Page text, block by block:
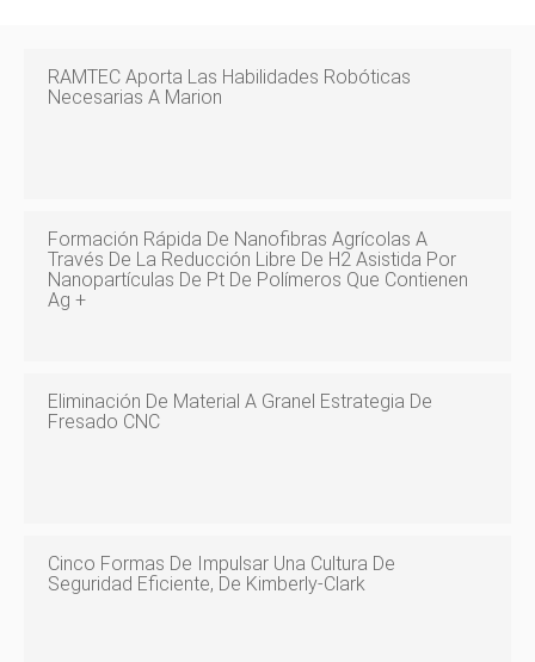
RAMTEC Aporta Las Habilidades Robóticas
Necesarias A Marion
Formación Rápida De Nanofibras Agrícolas A
Través De La Reducción Libre De H2 Asistida Por
Nanopartículas De Pt De Polímeros Que Contienen
Ag +
Eliminación De Material A Granel Estrategia De
Fresado CNC
Cinco Formas De Impulsar Una Cultura De
Seguridad Eficiente, De Kimberly-Clark